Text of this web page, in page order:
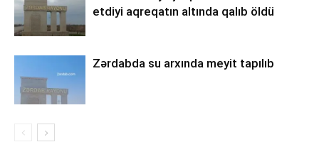
etdiyi aqreqatın altında qalıb öldü
Zərdabda su arxında meyit tapılıb